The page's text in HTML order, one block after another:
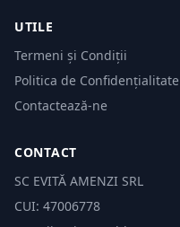
UTILE
Termeni și Condiții
Politica de Confidențialitate
Contactează-ne
CONTACT
SC EVITĂ AMENZI SRL
CUI: 47006778